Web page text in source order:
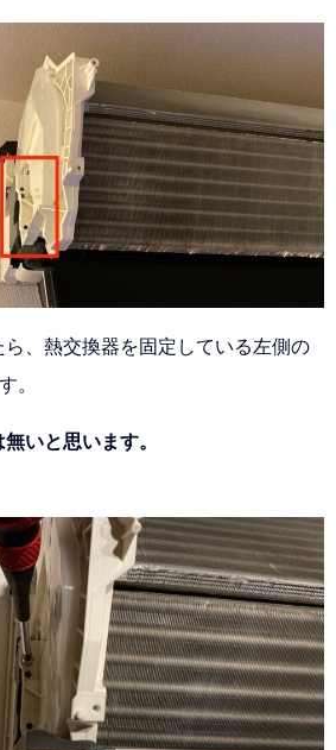
ら、熱交換器を固定している左側の
。
いと思います。